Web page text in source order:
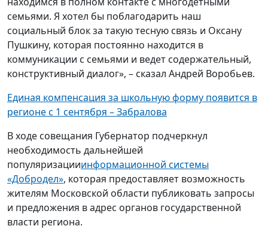
семьями. Я хотел бы поблагодарить наш
социальный блок за такую тесную связь и Оксану
Пушкину, которая постоянно находится в
коммуникации с семьями и ведет содержательный,
конструктивный диалог», – сказал Андрей Воробьев.
Единая компенсация за школьную форму появится в
регионе с 1 сентября – Забралова
В ходе совещания Губернатор подчеркнул
необходимость дальнейшей
популяризацииинформационной системы
«Добродел», которая предоставляет возможность
жителям Московской области публиковать запросы
и предложения в адрес органов государственной
власти региона.